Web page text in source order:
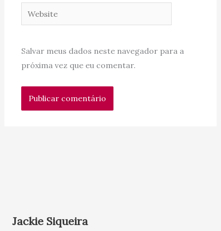
Website
Salvar meus dados neste navegador para a
próxima vez que eu comentar.
Jackie Siqueira